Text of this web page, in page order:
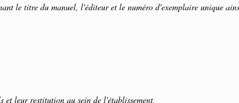
le titre du manuel, l'éditeur et le numéro d'exemplaire unique
et leur restitution au sein de l'établissement,